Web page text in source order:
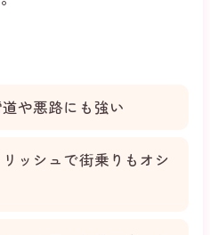
や悪路にも強い
ッシュで街乗りもオシ